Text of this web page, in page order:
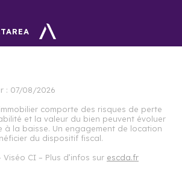
: 07/08/2026
comporte des risques de perte
et la valeur du bien peuvent évoluer
à la baisse. Un engagement de location
du dispositif fiscal.
CI – Plus d’infos sur escda.fr